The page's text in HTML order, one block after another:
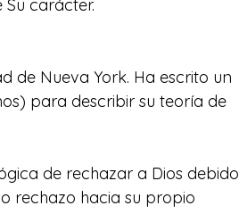
carácter.
de Nueva York. Ha escrito un
para describir su teoría de
de rechazar a Dios debido
rechazo hacia su propio